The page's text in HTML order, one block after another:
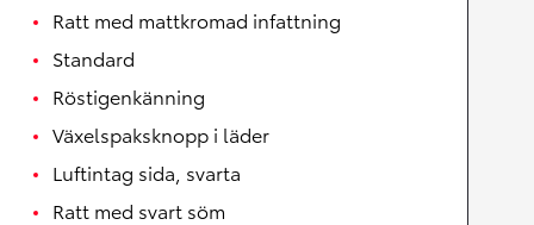
Ratt med mattkromad infattning
Standard
Röstigenkänning
Växelspaksknopp i läder
Luftintag sida, svarta
Ratt med svart söm